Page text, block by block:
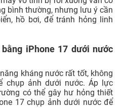
bình thường, nhưng lưu ý cần
hồ bơi, để tránh hỏng linh
iPhone 17 dưới nước
kháng nước rất tốt, không
chụp ảnh dưới nước. Áp lực
có thể gây hư hỏng thiết
17 chụp ảnh dưới nước để